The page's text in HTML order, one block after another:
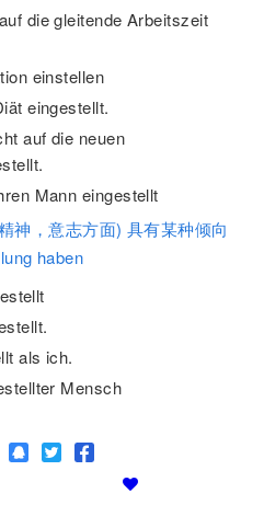
die gleitende Arbeitszeit
einstellen
eingestellt.
auf die neuen
Mann eingestellt
神，意志方面) 具有某种倾向
haben
als ich.
Mensch